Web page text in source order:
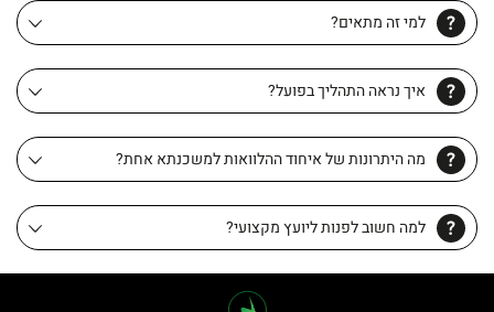
למי זה מתאים?
איך נראה התהליך בפועל?
מה היתרונות של איחוד ההלוואות למשכנתא אחת?
למה חשוב לפנות ליועץ מקצועי?